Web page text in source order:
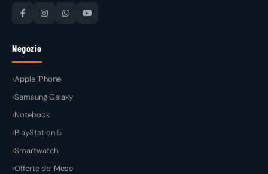
Negozio
Apple iPhone
Samsung Galaxy
Notebook
PlayStation 5
Smartwatch
Offerte del Mese